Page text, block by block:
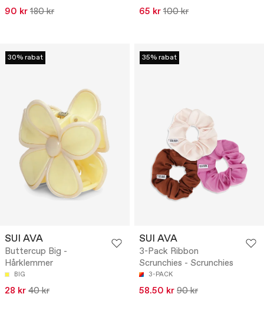
90 kr 180 kr 65 kr 100 kr
30% rabat
SUI AVA
Buttercup Big -
Hårklemmer
BIG
28 kr 40 kr
35% rabat
SUI AVA
3-Pack Ribbon
Scrunchies - Scrunchies
3-PACK
58.50 kr 90 kr